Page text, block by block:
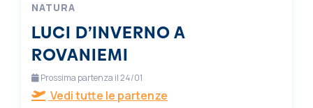
NATURA
LUCI D’INVERNO A
ROVANIEMI
Prossima partenza il 24/01
Vedi tutte le partenze